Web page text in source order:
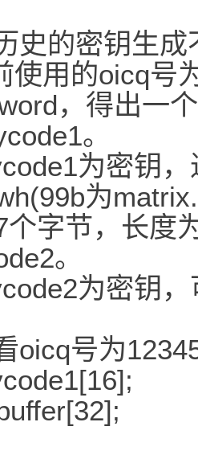
史的密钥生
使用的oicq号
，得出一
。
为密钥
为
个字节，长度
。
为密钥
oicq号为